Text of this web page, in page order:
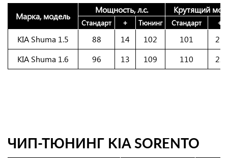
Марка, модель
Мощность, л.с. Крутящий
Стандарт + Тюнинг Стандарт +
KIA Shuma 1.5 88 14 102 101
25
KIA Shuma 1.6
96 13 109 110 22
ЧИП-ТЮНИНГ KIA SORENTO